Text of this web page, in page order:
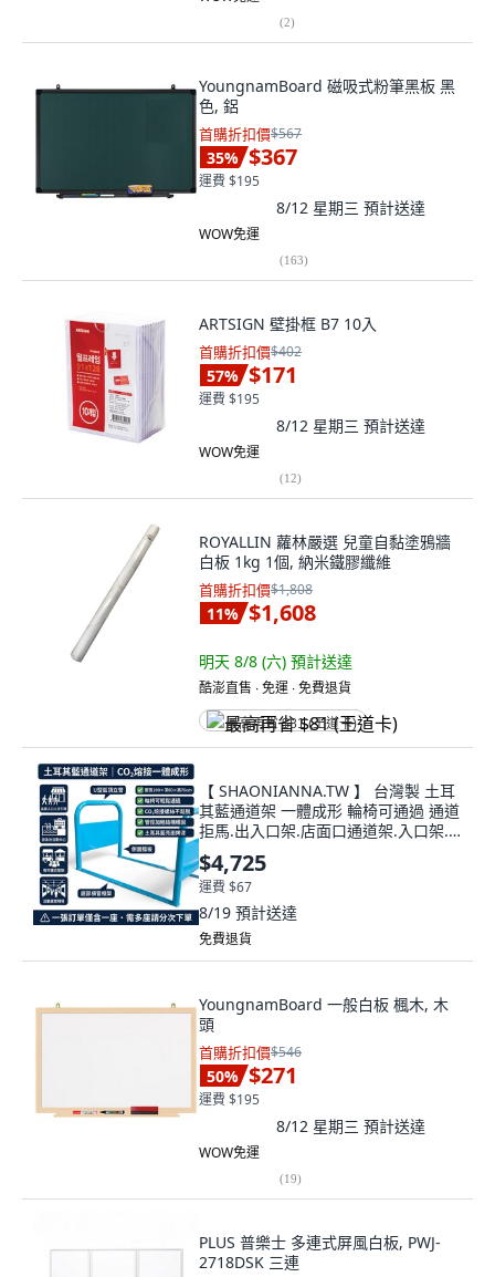
(2)
YoungnamBoard 磁吸式粉筆黑板 黑
色, 鋁
首購折扣價$567
35% $367
運費 $195
8/12 星期三 預計送達
WOW免運
(163)
ARTSIGN 壁掛框 B7 10入
首購折扣價$402
57% $171
運費 $195
8/12 星期三 預計送達
WOW免運
(12)
ROYALLIN 蘿林嚴選 兒童自黏塗鴉牆
白板 1kg 1個, 納米鐵膠纖維
首購折扣價$1,808
11% $1,608
明天 8/8 (六) 預計送達
酷澎直售 ∙ 免運 ∙ 免費退貨
最高再省 $81 (王道卡)
【 SHAONIANNA.TW 】 台灣製 土耳
其藍通道架 一體成形 輪椅可通過 通道
拒馬.出入口架.店面口通道架.入口架.
佔位架.走道口.店面架.通道.動線架.陸
橋.加板人行通道架禁止, 鐵製+粉體烤
漆
$4,725
運費 $67
8/19 預計送達
免費退貨
YoungnamBoard 一般白板 楓木, 木
頭
首購折扣價$546
50% $271
運費 $195
8/12 星期三 預計送達
WOW免運
(19)
PLUS 普樂士 多連式屏風白板, PWJ-
2718DSK 三連